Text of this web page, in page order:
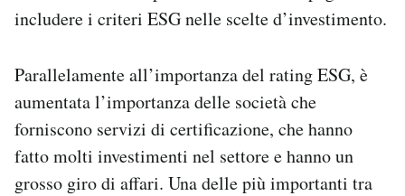
includere i criteri ESG nelle scelte d’investimento.
Parallelamente all’importanza del rating ESG, è
aumentata l’importanza delle società che
forniscono servizi di certificazione, che hanno
fatto molti investimenti nel settore e hanno un
grosso giro di affari. Una delle più importanti tra